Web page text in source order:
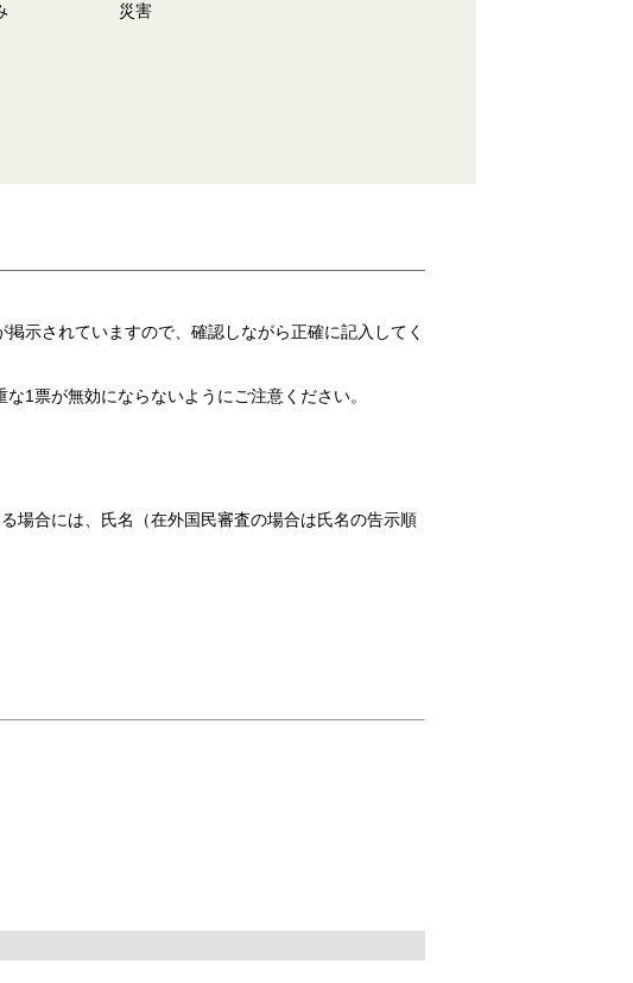
災害
示されていますので、確認しながら正確に記入してく
1票が無効にならないようにご注意ください。
場合には、氏名（在外国民審査の場合は氏名の告示順